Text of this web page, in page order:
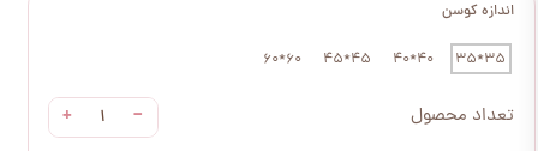
اندازه کوسن
35*35
40*40
45*45
60*60
تعداد محصول −
+